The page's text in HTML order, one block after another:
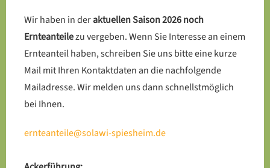
Wir haben in deraktuellen Saison 2026 noch
Ernteanteilezu vergeben. Wenn Sie Interesse an einem
Ernteanteil haben, schreiben Sie uns bitte eine kurze
Mail mit Ihren Kontaktdaten an die nachfolgende
Mailadresse. Wir melden uns dann schnellstmöglich
bei Ihnen.
ernteanteile@solawi-spiesheim.de